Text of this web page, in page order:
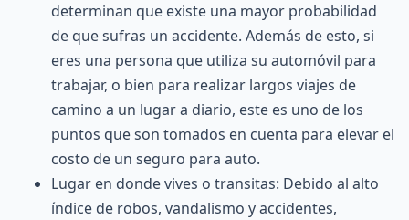
determinan que existe una mayor probabilidad
de que sufras un accidente. Además de esto, si
eres una persona que utiliza su automóvil para
trabajar, o bien para realizar largos viajes de
camino a un lugar a diario, este es uno de los
puntos que son tomados en cuenta para elevar el
costo de un seguro para auto.
Lugar en donde vives o transitas: Debido al alto
índice de robos, vandalismo y accidentes,